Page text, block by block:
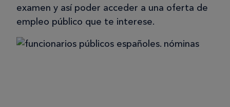
examen y así poder acceder a una oferta de
empleo público que te interese.